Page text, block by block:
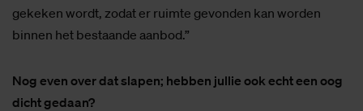
gekeken wordt, zodat er ruimte gevonden kan worden
binnen het bestaande aanbod.”
Nog even over dat slapen; hebben jullie ook echt een oog
dicht gedaan?